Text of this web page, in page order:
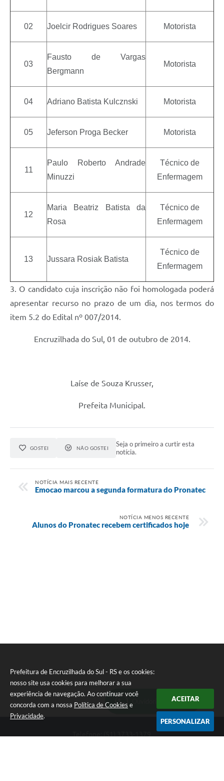
Prefeitura de Encruzilhada do Sul - RS e os cookies:
nosso site usa cookies para melhorar a sua
experiência de navegação. Ao continuar você
concorda com a nossa Política de Cookies e
Privacidade.
ACEITAR
PERSONALIZAR
02 Joelcir Rodrigues Soares Motorista
03
Fausto de Vargas
Bergmann
Motorista
04 Adriano Batista Kulcznski Motorista
05 Jeferson Proga Becker Motorista
11
Paulo Roberto Andrade
Minuzzi
Técnico de
Enfermagem
12
Maria Beatriz Batista da
Rosa
Técnico de
Enfermagem
13 Jussara Rosiak Batista
Técnico de
Enfermagem
3. O candidato cuja inscrição não foi homologada poderá
apresentar recurso no prazo de um dia, nos termos do
item 5.2 do Edital nº 007/2014.
Encruzilhada do Sul, 01 de outubro de 2014.
Laíse de Souza Krusser,
Prefeita Municipal.
GOSTEI NÃO GOSTEI
Seja o primeiro a curtir esta
notícia.
NOTÍCIA MAIS RECENTE
Emocao marcou a segunda formatura do Pronatec
NOTÍCIA MENOS RECENTE
Alunos do Pronatec recebem certificados hoje
Ouvidoria Municipal